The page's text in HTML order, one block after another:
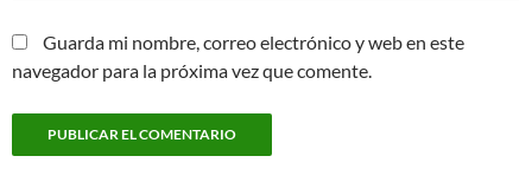
Guarda mi nombre, correo electrónico y web en este
navegador para la próxima vez que comente.